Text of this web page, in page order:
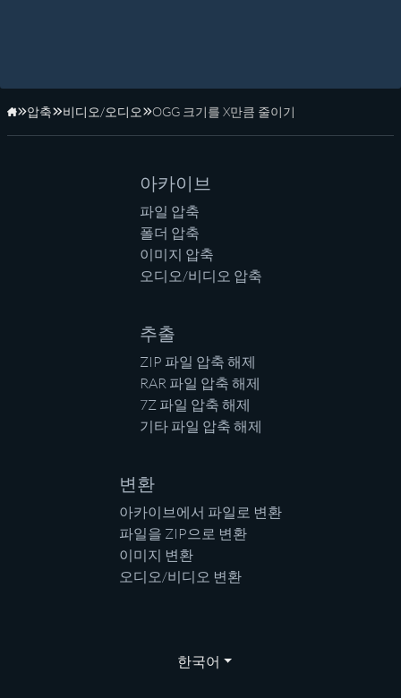
홈페이지
압축 비디오/오디오 OGG 크기를 X만큼 줄이기
아카이브
파일 압축
폴더 압축
이미지 압축
오디오/비디오 압축
추출
ZIP 파일 압축 해제
RAR 파일 압축 해제
7Z 파일 압축 해제
기타 파일 압축 해제
변환
아카이브에서 파일로 변환
파일을 ZIP으로 변환
이미지 변환
오디오/비디오 변환
한국어